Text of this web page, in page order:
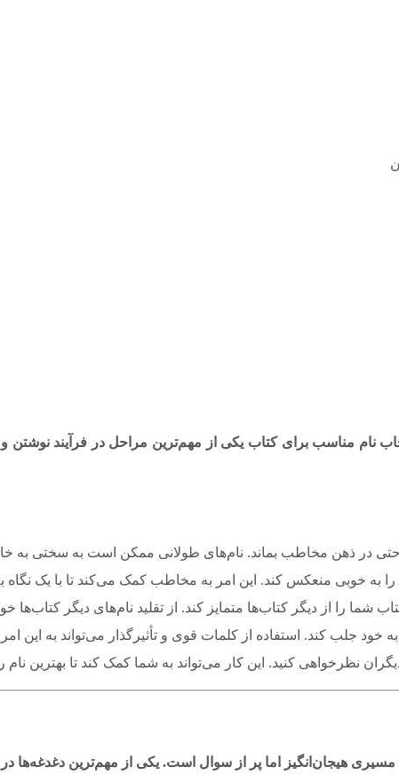
نام مناسب برای کتاب یکی از مهم‌ترین مراحل در فرآیند
راحتی در ذهن مخاطب بماند. نام‌های طولانی ممکن است به سختی به
را به خوبی منعکس کند. این امر به مخاطب کمک می‌کند تا با یک نگاه
شما را از دیگر کتاب‌ها متمایز کند. از تقلید نام‌های دیگر کتاب‌ها
خود جلب کند. استفاده از کلمات قوی و تأثیرگذار می‌تواند به این
نظرخواهی کنید. این کار می‌تواند به شما کمک کند تا بهترین نام
هیجان‌انگیز اما پر از سوال است. یکی از مهم‌ترین دغدغه‌ها